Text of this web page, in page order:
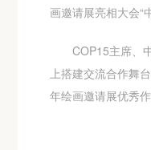
画邀请展亮相大会“
COP15主席、中
上搭建交流合作舞
年绘画邀请展优秀作